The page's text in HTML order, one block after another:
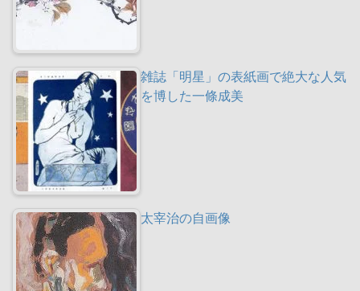
雑誌「明星」の表紙画で絶大な人気
を博した一條成美
太宰治の自画像